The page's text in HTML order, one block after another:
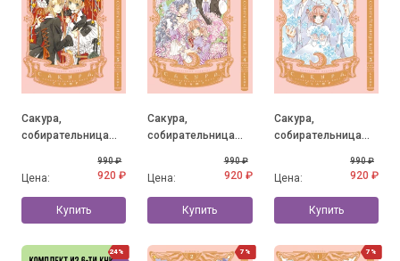
Сакура,
собирательница
Цена:
990 ₽
920 ₽
Купить
Сакура,
собирательница
Цена:
990 ₽
920 ₽
Купить
Сакура,
собирательница
Цена:
990 ₽
920 ₽
Купить
24%
7% 7%